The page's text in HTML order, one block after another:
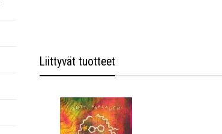
Liittyvät tuotteet